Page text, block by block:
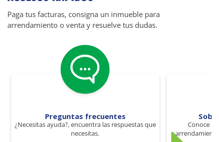
Paga tus facturas, consigna un inmueble para
arrendamiento o venta y resuelve tus dudas.
Preguntas frecuentes
¿Necesitas ayuda?, encuentra las respuestas que
necesitas.
Conoce